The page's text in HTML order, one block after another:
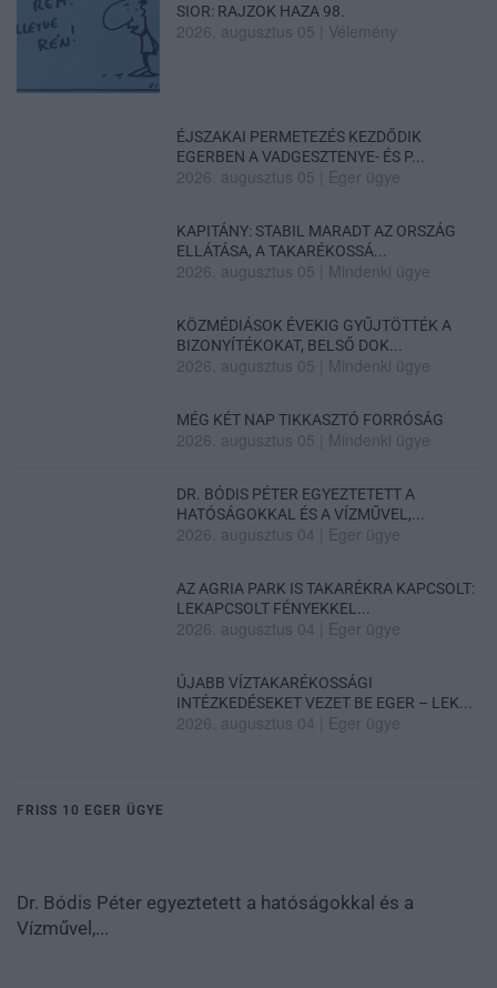
SIOR: RAJZOK HAZA 98.
2026. augusztus 05 Vélemény
ÉJSZAKAI PERMETEZÉS KEZDŐDIK
EGERBEN A VADGESZTENYE- ÉS P...
2026. augusztus 05 Eger ügye
KAPITÁNY: STABIL MARADT AZ ORSZÁG
ELLÁTÁSA, A TAKARÉKOSSÁ...
2026. augusztus 05 Mindenki ügye
KÖZMÉDIÁSOK ÉVEKIG GYŰJTÖTTÉK A
BIZONYÍTÉKOKAT, BELSŐ DOK...
2026. augusztus 05 Mindenki ügye
MÉG KÉT NAP TIKKASZTÓ FORRÓSÁG
2026. augusztus 05 Mindenki ügye
DR. BÓDIS PÉTER EGYEZTETETT A
HATÓSÁGOKKAL ÉS A VÍZMŰVEL,...
2026. augusztus 04 Eger ügye
AZ AGRIA PARK IS TAKARÉKRA KAPCSOLT:
LEKAPCSOLT FÉNYEKKEL...
2026. augusztus 04 Eger ügye
ÚJABB VÍZTAKARÉKOSSÁGI
INTÉZKEDÉSEKET VEZET BE EGER – LEK...
2026. augusztus 04 Eger ügye
FRISS 10 EGER ÜGYE
Dr. Bódis Péter egyeztetett a hatóságokkal és a
Vízművel,...